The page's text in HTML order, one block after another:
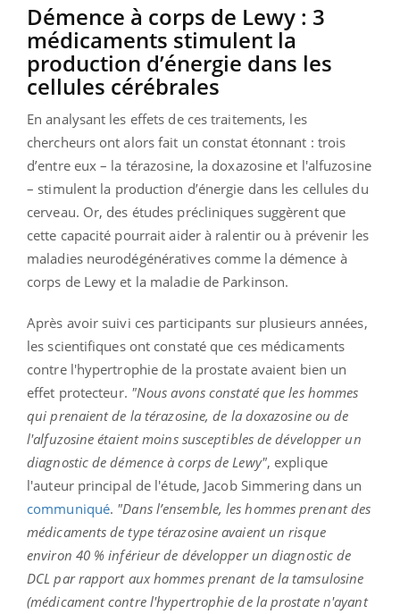
Démence à corps de Lewy : 3
médicaments stimulent la
production d’énergie dans les
cellules cérébrales
En analysant les effets de ces traitements, les
chercheurs ont alors fait un constat étonnant : trois
d’entre eux – la térazosine, la doxazosine et l'alfuzosine
– stimulent la production d’énergie dans les cellules du
cerveau. Or, des études précliniques suggèrent que
cette capacité pourrait aider à ralentir ou à prévenir les
maladies neurodégénératives comme la démence à
corps de Lewy et la maladie de Parkinson.
Après avoir suivi ces participants sur plusieurs années,
les scientifiques ont constaté que ces médicaments
contre l'hypertrophie de la prostate avaient bien un
effet protecteur. "Nous avons constaté que les hommes
qui prenaient de la térazosine, de la doxazosine ou de
l'alfuzosine étaient moins susceptibles de développer un
diagnostic de démence à corps de Lewy", explique
l'auteur principal de l'étude, Jacob Simmering dans un
communiqué. "Dans l’ensemble, les hommes prenant des
médicaments de type térazosine avaient un risque
environ 40 % inférieur de développer un diagnostic de
DCL par rapport aux hommes prenant de la tamsulosine
(médicament contre l'hypertrophie de la prostate n'ayant